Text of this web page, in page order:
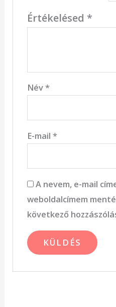
Értékelésed *
Név*
E-mail *
A nevem, e-mail
weboldalcímem
következő